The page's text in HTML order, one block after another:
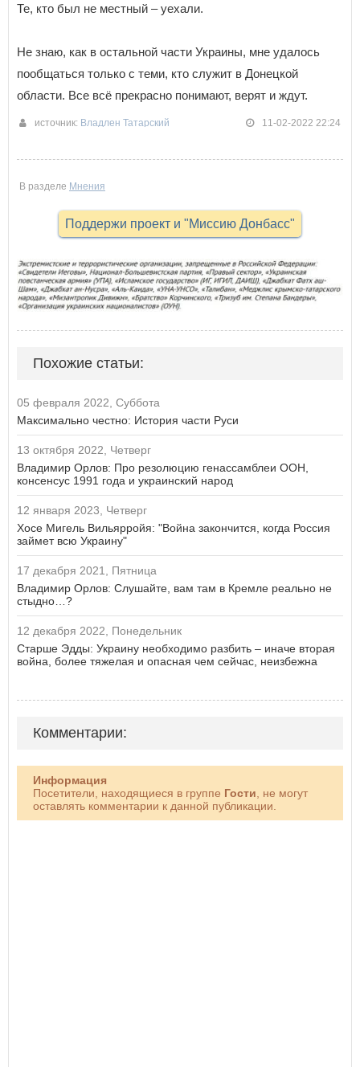
Те, кто был не местный – уехали.
Не знаю, как в остальной части Украины, мне удалось
пообщаться только с теми, кто служит в Донецкой
области. Все всё прекрасно понимают, верят и ждут.
источник: Владлен Татарский 11-02-2022 22:24
В разделе Мнения
Поддержи проект и "Миссию Донбасс"
Похожие статьи:
05 февраля 2022, Суббота
Максимально честно: История части Руси
13 октября 2022, Четверг
Владимир Орлов: Про резолюцию генассамблеи ООН,
консенсус 1991 года и украинский народ
12 января 2023, Четверг
Хосе Мигель Вильярройя: "Война закончится, когда Россия
займет всю Украину"
17 декабря 2021, Пятница
Владимир Орлов: Слушайте, вам там в Кремле реально не
стыдно…?
12 декабря 2022, Понедельник
Старше Эдды: Украину необходимо разбить – иначе вторая
война, более тяжелая и опасная чем сейчас, неизбежна
Комментарии:
Информация
Посетители, находящиеся в группе Гости , не могут
оставлять комментарии к данной публикации.